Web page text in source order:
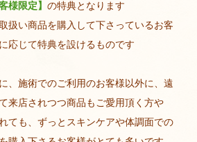
様限定】 の特典となります
扱い商品を購入して下さっているお客
応じて特典を設けるものです
、施術でのご利用のお客様以外に、遠
来店されつつ商品もご愛用頂く方や
ても、ずっとスキンケアや体調面での